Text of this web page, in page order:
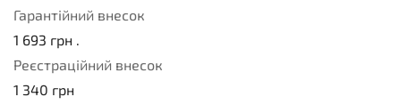
Гарантійний внесок
1 693 грн .
Реєстраційний внесок
1 340 грн